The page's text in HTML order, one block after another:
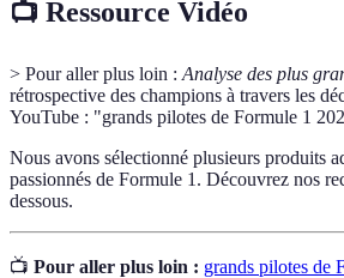
📺 Ressource Vidéo
> Pour aller plus loin : Analyse des plus
rétrospective des champions à travers les
YouTube : "grands pilotes de Formule 1
Nous avons sélectionné plusieurs produits
passionnés de Formule 1. Découvrez nos
dessous.
📺 Pour aller plus loin : grands pilotes de